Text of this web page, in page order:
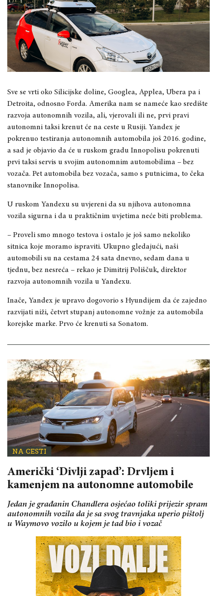
Sve se vrti oko Silicijske doline, Googlea, Applea, Ubera pa i
Detroita, odnosno Forda. Amerika nam se nameće kao središte
razvoja autonomnih vozila, ali, vjerovali ili ne, prvi pravi
autonomni taksi krenut će na ceste u Rusiji. Yandex je
pokrenuo testiranja autonomnih automobila još 2016. godine,
a sad je objavio da će u ruskom gradu Innopolisu pokrenuti
prvi taksi servis u svojim autonomnim automobilima – bez
vozača. Pet automobila bez vozača, samo s putnicima, to čeka
stanovnike Innopolisa.
U ruskom Yandexu su uvjereni da su njihova autonomna
vozila sigurna i da u praktičnim uvjetima neće biti problema.
– Proveli smo mnogo testova i ostalo je još samo nekoliko
sitnica koje moramo ispraviti. Ukupno gledajući, naši
automobili su na cestama 24 sata dnevno, sedam dana u
tjednu, bez nesreća – rekao je Dimitrij Poliščuk, direktor
razvoja autonomnih vozila u Yandexu.
Inače, Yandex je upravo dogovorio s Hyundijem da će zajedno
razvijati niži, četvrt stupanj autonomne vožnje za automobila
korejske marke. Prvo će krenuti sa Sonatom.
NA CESTI
Američki ‘Divlji zapad’: Drvljem i
kamenjem na autonomne automobile
Jedan je građanin Chandlera osjećao toliki prijezir spram
autonomnih vozila da je sa svog travnjaka uperio pištolj
u Waymovo vozilo u kojem je tad bio i vozač